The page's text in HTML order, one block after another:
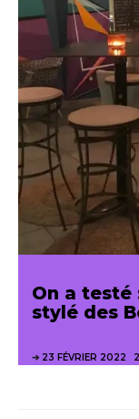
On a testé
stylé des
23 FÉVRIER 2022